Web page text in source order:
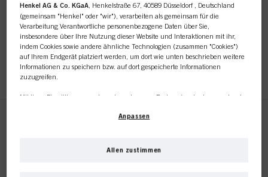
STMNT Card Holder
IDH-Nr. 2608504
REGISTRIEREN UND EINKAUFEN
STMNT Papier Tüte 25 Stk
Henkel AG & Co. KGaA , Henkelstraße 67, 40589 Düsseldorf , Deutschland
(gemeinsam "Henkel" oder "wir"), verarbeiten als gemeinsam für die
Verarbeitung Verantwortliche personenbezogene Daten über Sie,
insbesondere über Ihre Nutzung dieser Website und Interaktionen mit ihr,
indem Cookies sowie andere ähnliche Technologien (zusammen "Cookies")
auf Ihrem Endgerät platziert werden, um dort wie unten beschrieben weitere
Informationen zu speichern bzw. auf dort gespeicherte Informationen
zuzugreifen.
Mit Ihrer Einwilligung werden wir und unsere Partner (auch als separate oder
Datenschutzerklärung im Abschnitt "Cookies, Pixel, Fingerprints und ähnliche
messen und zu optimieren, um Ihnen Funktionalitäten zur Verbesserung
Anpassen
Allen zustimmen